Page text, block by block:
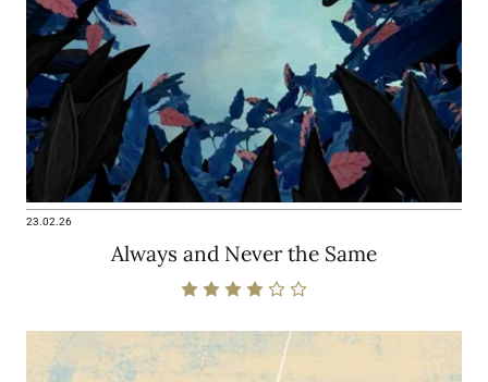
23.02.26
Always and Never the Same